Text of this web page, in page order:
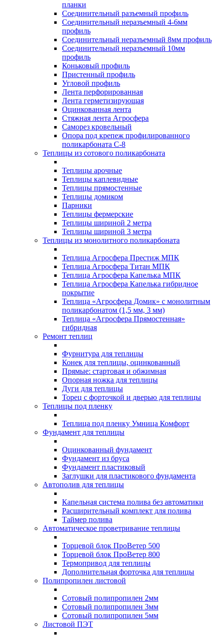
планки
Соединительный разъемный профиль
Соединительный неразъемный 4-6мм
профиль
Соединительный неразъемный 8мм профиль
Соединительный неразъемный 10мм
профиль
Коньковый профиль
Пристенный профиль
Угловой профиль
Лента перфорированная
Лента герметизирующая
Оцинкованная лента
Стяжная лента Агросфера
Саморез кровельный
Опора под крепеж профилированного
поликарбоната С-8
Теплицы из сотового поликарбоната
Теплицы арочные
Теплицы каплевидные
Теплицы прямостенные
Теплицы домиком
Парники
Теплицы фермерские
Теплицы шириной 2 метра
Теплицы шириной 3 метра
Теплицы из монолитного поликарбоната
Теплица Агросфера Престиж МПК
Теплица Агросфера Титан МПК
Теплица Агросфера Капелька МПК
Теплица Агросфера Капелька гибридное
покрытие
Теплица «Агросфера Домик» с монолитным
поликарбонатом (1,5 мм, 3 мм)
Теплица «Агросфера Прямостенная»
гибридная
Ремонт теплиц
Фурнитура для теплицы
Конек для теплицы, оцинкованный
Прямые: стартовая и обжимная
Опорная ножка для теплицы
Дуги для теплицы
Торец с форточкой и дверью для теплицы
Теплицы под пленку
Теплица под пленку Умница Комфорт
Фундамент для теплицы
Оцинкованный фундамент
Фундамент из бруса
Фундамент пластиковый
Заглушки для пластикового фундамента
Автополив для теплицы
Капельная система полива без автоматики
Расширительный комплект для полива
Таймер полива
Автоматическое проветривание теплицы
Торцевой блок ПроВетер 500
Торцевой блок ПроВетер 800
Термопривод для теплицы
Дополнительная форточка для теплицы
Полипропилен листовой
Сотовый полипропилен 2мм
Сотовый полипропилен 3мм
Сотовый полипропилен 5мм
Листовой ПЭТ